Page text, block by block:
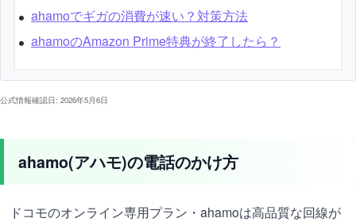
ahamoでギガの消費が速い？対策方法
ahamoのAmazon Prime特典が終了したら？
公式情報確認日: 2026年5月6日
ahamo(アハモ)の電話のかけ方
ドコモのオンライン専用プラン・ahamoは高品質な回線が